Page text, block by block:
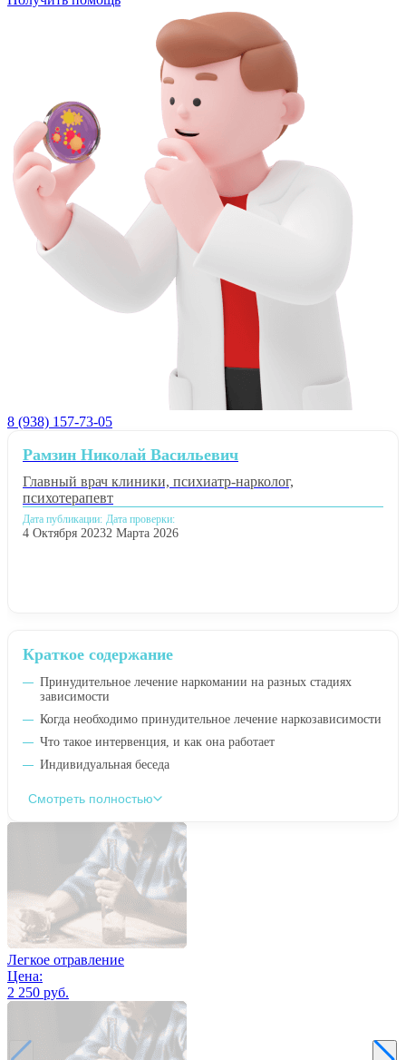
8 (938) 157-73-05
Краткое содержание
Принудительное лечение наркомании на разных стадиях
зависимости
Когда необходимо принудительное лечение наркозависимости
Что такое интервенция, и как она работает
Индивидуальная беседа
Смотреть полностью
Рамзин Николай Васильевич
Главный врач клиники, психиатр-нарколог,
психотерапевт
Дата публикации:
4 Октября 2023
Дата проверки:
2 Марта 2026
Легкое отравление
Цена:
2 250 руб.